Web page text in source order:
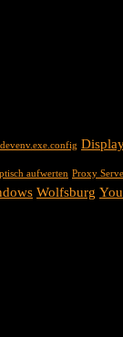
devenv.exe.config
aufwerten Proxy
Wolfsburg